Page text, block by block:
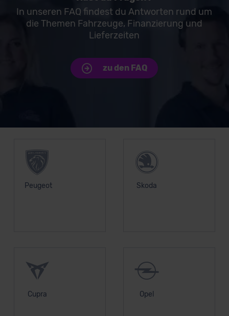
Datenschutzklauseln können Sie über den Kontakt zu
unserem Datenschutzbeauftragten unter
datenschutz@meinauto.de anfordern.
Datenschutzerklärung|Impressum
In unseren FAQ findest du Antworten rund um
die Themen Fahrzeuge, Finanzierung und
Lieferzeiten
zu den FAQ
Peugeot Skoda
Cupra Opel